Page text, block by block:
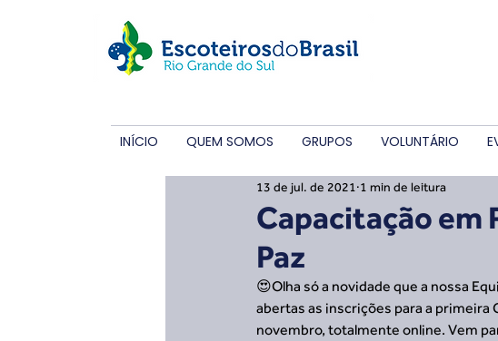
INÍCIO QUEM SOMOS GRUPOS VOLUNTÁRIO
Capacitação em
Paz
13 de jul. de 2021 1 min de leitura
😍Olha só a novidade que a nossa
abertas as inscrições para a primeira
novembro, totalmente online. Vem